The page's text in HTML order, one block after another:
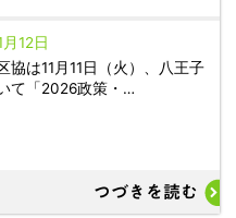
12日
は11月11日（火）、八王子
て「2026政策・…
つづきを読む